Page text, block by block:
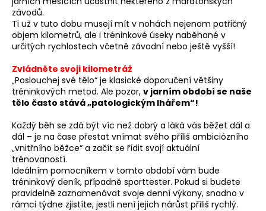
závodů.
Ti už v tuto dobu musejí mít v nohách nejenom patřičný
objem kilometrů, ale i tréninkové úseky naběhané v
určitých rychlostech včetně závodní nebo ještě vyšší!
Zvládněte svoji kilometráž
„Poslouchej své tělo“ je klasické doporučení většiny
tréninkových metod. Ale pozor, v jarním období se naše
tělo často stává „patologickým lhářem“!
Každý běh se zdá být víc než dobrý a láká vás běžet dál a
dál – je na čase přestat vnímat svého příliš ambiciózního
„vnitřního běžce“ a začít se řídit svojí aktuální
trénovaností.
Ideálním pomocníkem v tomto období vám bude
tréninkový deník, případně sporttester. Pokud si budete
pravidelně zaznamenávat svoje denní výkony, snadno v
rámci týdne zjistíte, jestli není jejich nárůst příliš rychlý.
1
999
Kč
Původně:
2
649
Kč